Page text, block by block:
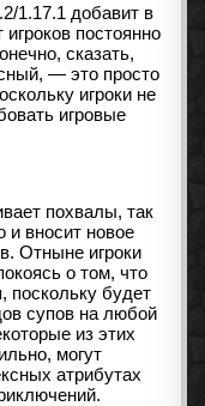
1.17.1 добавит в
постоянно
сказать,
— это просто
игроки не
игровые
похвалы, так
и вносит новое
Отныне игроки
о том, что
поскольку будет
супов на любой
из этих
могут
атрибутах